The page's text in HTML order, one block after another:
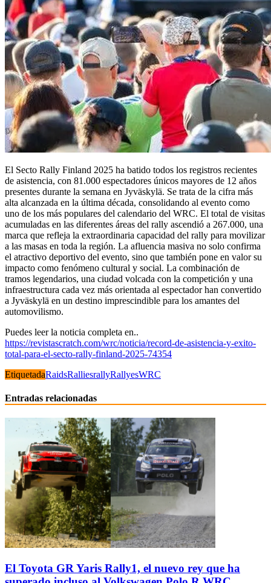
El Secto Rally Finland 2025 ha batido todos los registros recientes
de asistencia, con 81.000 espectadores únicos mayores de 12 años
presentes durante la semana en Jyväskylä. Se trata de la cifra más
alta alcanzada en la última década, consolidando al evento como
uno de los más populares del calendario del WRC. El total de visitas
acumuladas en las diferentes áreas del rally ascendió a 267.000, una
marca que refleja la extraordinaria capacidad del rally para movilizar
a las masas en toda la región. La afluencia masiva no solo confirma
el atractivo deportivo del evento, sino que también pone en valor su
impacto como fenómeno cultural y social. La combinación de
tramos legendarios, una ciudad volcada con la competición y una
infraestructura cada vez más orientada al espectador han convertido
a Jyväskylä en un destino imprescindible para los amantes del
automovilismo.
Puedes leer la noticia completa en..
https://revistascratch.com/wrc/noticia/record-de-asistencia-y-exito-
total-para-el-secto-rally-finland-2025-74354
EtiquetadaRaidsRalliesrallyRallyesWRC
Entradas relacionadas
El Toyota GR Yaris Rally1, el nuevo rey que ha